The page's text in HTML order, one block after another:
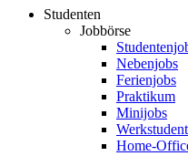
Studenten
Jobbörse
Nebenjobs
Ferienjobs
Praktikum
Minijobs
Werkstudent
Home-